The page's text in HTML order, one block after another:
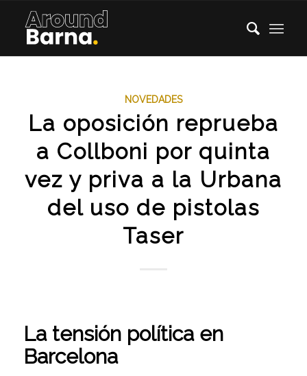
NOVEDADES
La oposición reprueba
a Collboni por quinta
vez y priva a la Urbana
del uso de pistolas
Taser
La tensión política en
Barcelona